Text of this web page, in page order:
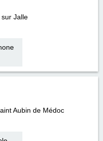
Jalle
Aubin de Médoc